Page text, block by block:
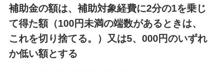
補助金の額は、補助対象経費に2分の1を乗じ
て得た額（100円未満の端数があるときは、
これを切り捨てる。）又は5、000円のいずれ
か低い額とする